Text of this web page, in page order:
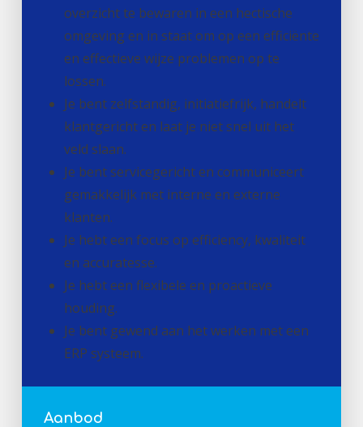
overzicht te bewaren in een hectische
omgeving en in staat om op een efficiënte
en effectieve wijze problemen op te
lossen.
Je bent zelfstandig, initiatiefrijk, handelt
klantgericht en laat je niet snel uit het
veld slaan.
Je bent servicegericht en communiceert
gemakkelijk met interne en externe
klanten.
Je hebt een focus op efficiency, kwaliteit
en accuratesse.
Je hebt een flexibele en proactieve
houding.
Je bent gewend aan het werken met een
ERP systeem.
Aanbod